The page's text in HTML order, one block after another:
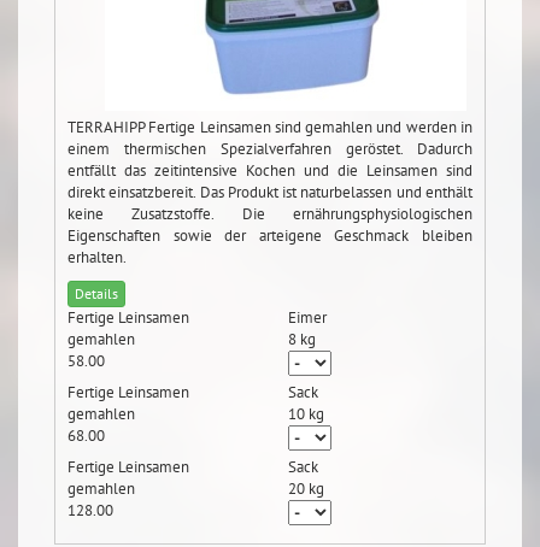
TERRAHIPP Fertige Leinsamen sind gemahlen und werden in
einem thermischen Spezialverfahren geröstet. Dadurch
entfällt das zeitintensive Kochen und die Leinsamen sind
direkt einsatzbereit. Das Produkt ist naturbelassen und enthält
keine Zusatzstoffe. Die ernährungsphysiologischen
Eigenschaften sowie der arteigene Geschmack bleiben
erhalten.
Details
Fertige Leinsamen
gemahlen
Eimer
8 kg
58.00
Fertige Leinsamen
gemahlen
Sack
10 kg
68.00
Fertige Leinsamen
gemahlen
Sack
20 kg
128.00